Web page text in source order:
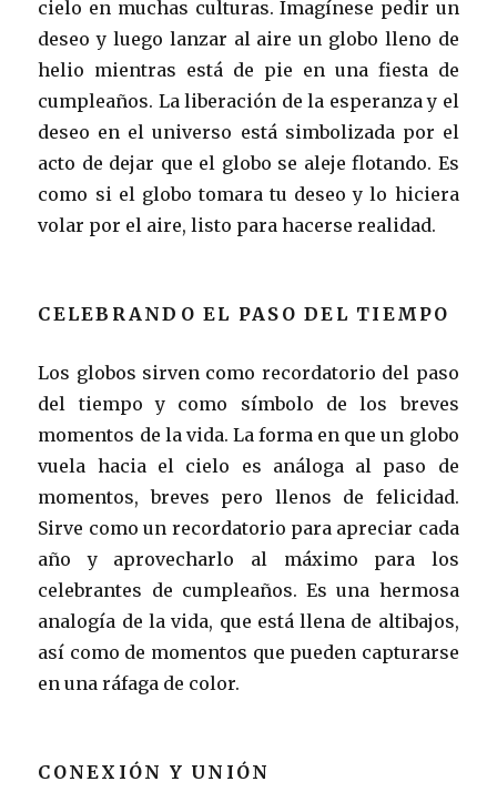
cielo en muchas culturas. Imagínese pedir un
deseo y luego lanzar al aire un globo lleno de
helio mientras está de pie en una fiesta de
cumpleaños. La liberación de la esperanza y el
deseo en el universo está simbolizada por el
acto de dejar que el globo se aleje flotando. Es
como si el globo tomara tu deseo y lo hiciera
volar por el aire, listo para hacerse realidad.
CELEBRANDO EL PASO DEL TIEMPO
Los globos sirven como recordatorio del paso
del tiempo y como símbolo de los breves
momentos de la vida. La forma en que un globo
vuela hacia el cielo es análoga al paso de
momentos, breves pero llenos de felicidad.
Sirve como un recordatorio para apreciar cada
año y aprovecharlo al máximo para los
celebrantes de cumpleaños. Es una hermosa
analogía de la vida, que está llena de altibajos,
así como de momentos que pueden capturarse
en una ráfaga de color.
CONEXIÓN Y UNIÓN